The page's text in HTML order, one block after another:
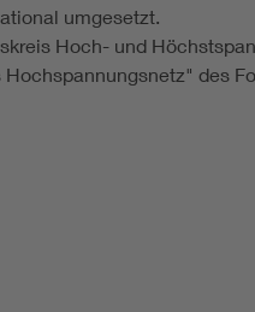
umgesetzt.
Hoch- und
des